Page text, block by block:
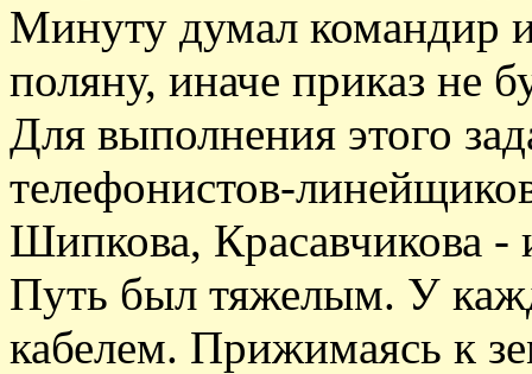
Минуту думал командир
поляну, иначе приказ не
Для выполнения этого
телефонистов-
Шипкова, Красавчикова -
Путь был тяжелым. У
кабелем. Прижимаясь к